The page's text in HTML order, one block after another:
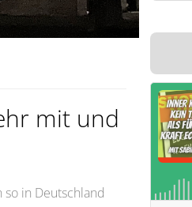
mit und
in Deutschland